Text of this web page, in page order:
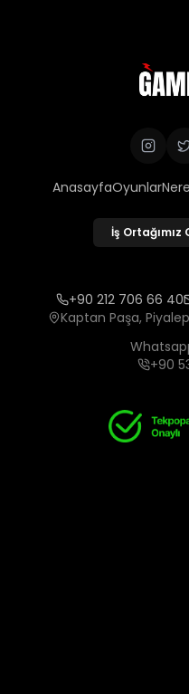
AnasayfaOyunlar
İş Ortağımız
+90 212 706 66 40
Kaptan Paşa,
+90